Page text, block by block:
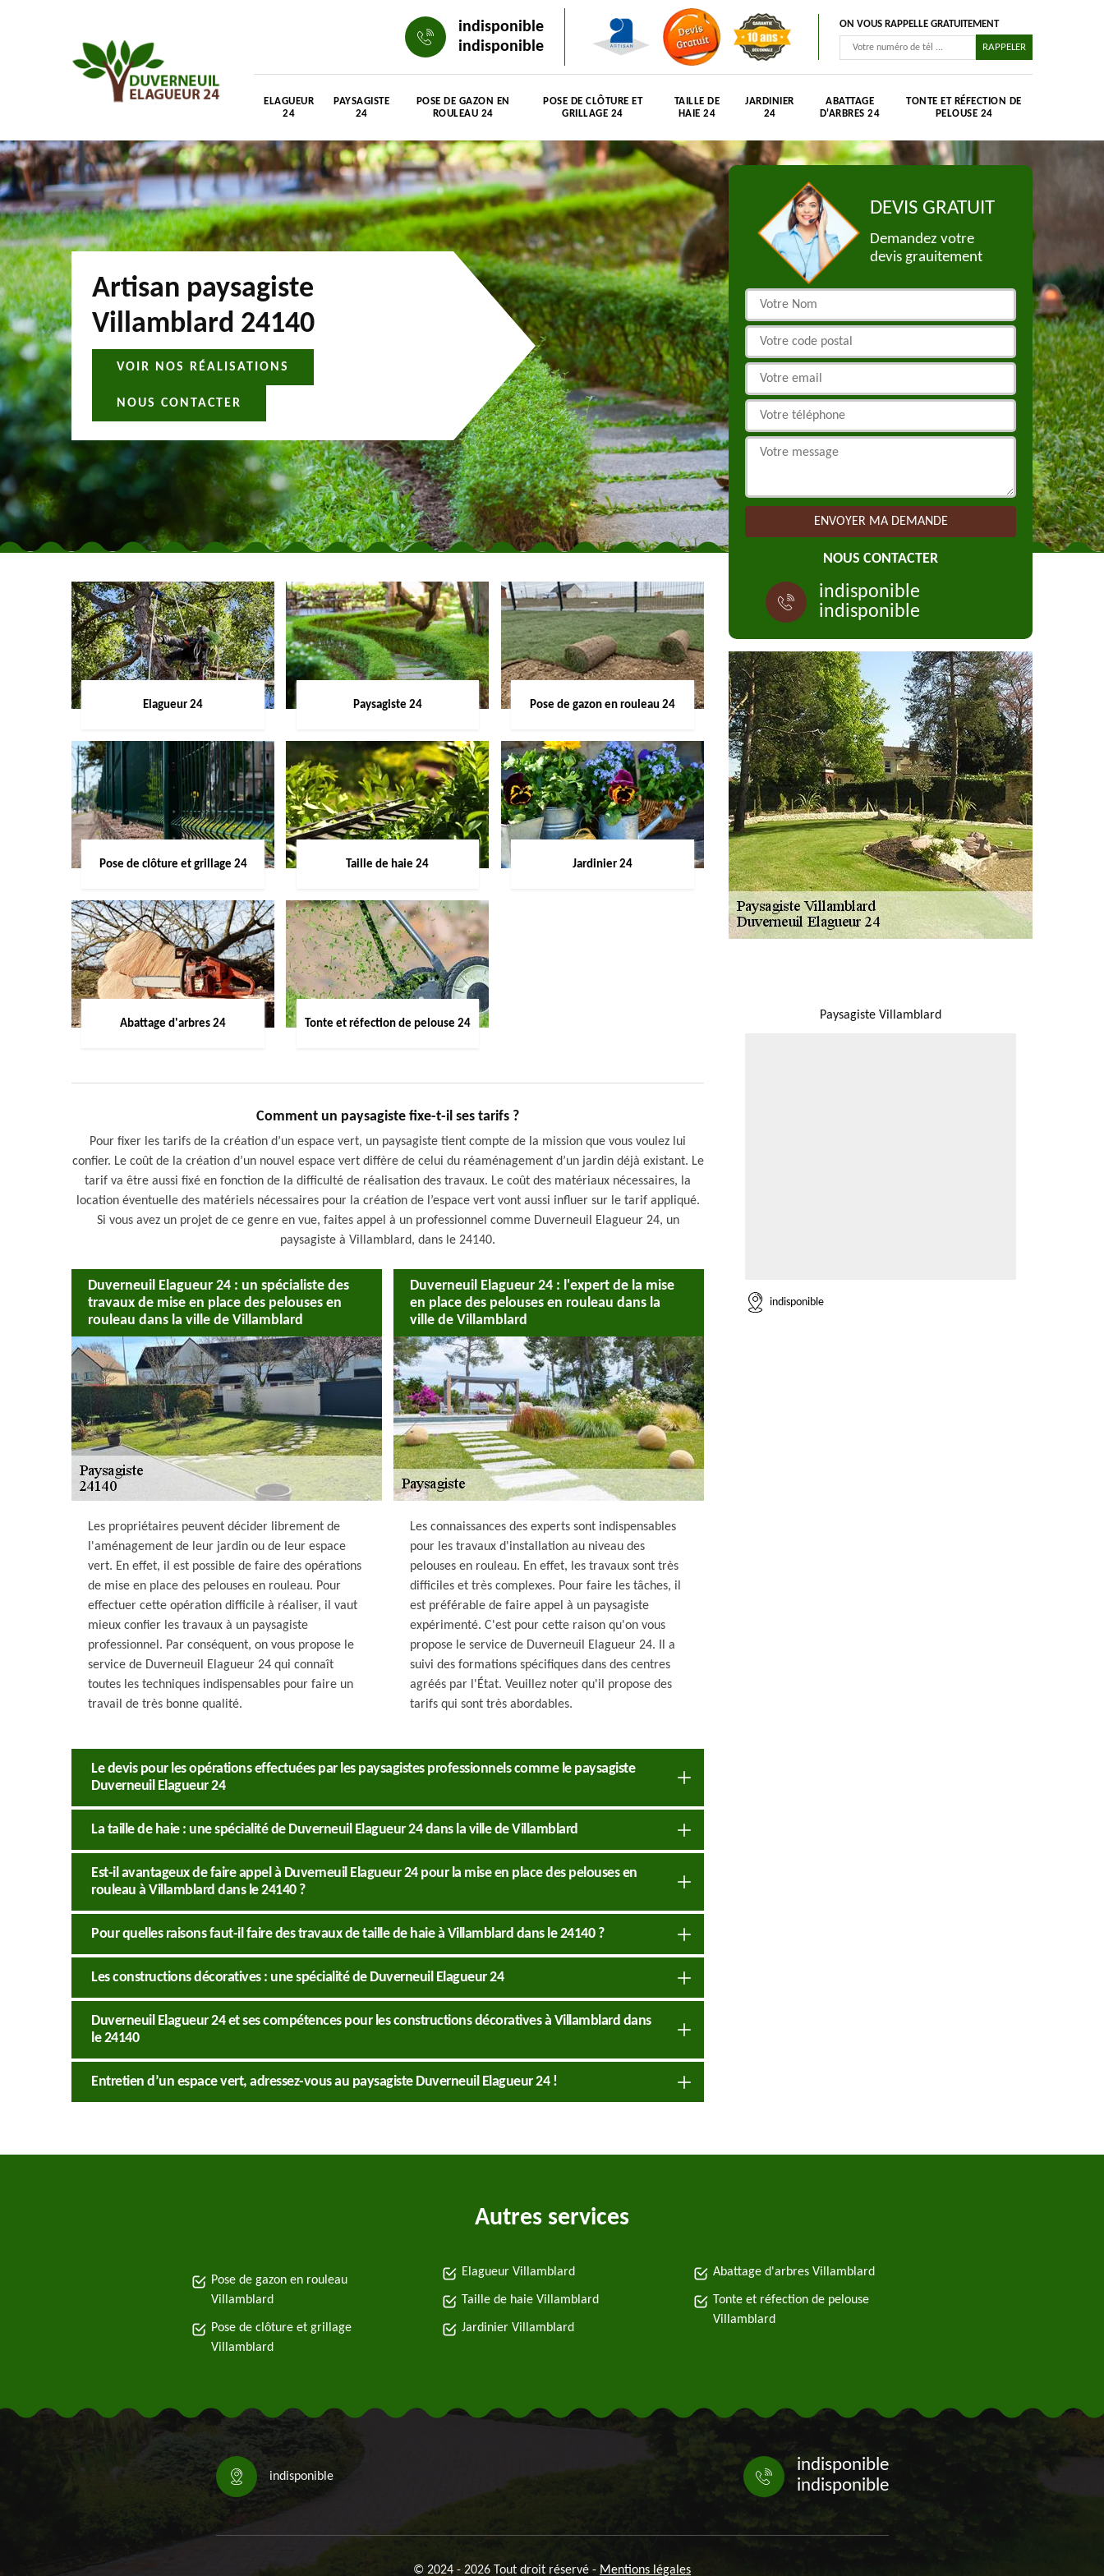
indisponible
indisponible
ON VOUS RAPPELLE GRATUITEMENT
ELAGUEUR
24
PAYSAGISTE
24
POSE DE GAZON EN
ROULEAU 24
POSE DE CLÔTURE ET
GRILLAGE 24
TAILLE DE
HAIE 24
JARDINIER
24
ABATTAGE
D'ARBRES 24
TONTE ET RÉFECTION DE
PELOUSE 24
Artisan paysagiste
Villamblard 24140
VOIR NOS RÉALISATIONS
NOUS CONTACTER
Elagueur 24 Paysagiste 24 Pose de gazon en rouleau 24
Pose de clôture et grillage 24 Taille de haie 24 Jardinier 24
Abattage d'arbres 24 Tonte et réfection de pelouse 24
Comment un paysagiste fixe-t-il ses tarifs ?
Pour fixer les tarifs de la création d’un espace vert, un paysagiste tient compte de la mission que vous voulez lui
confier. Le coût de la création d’un nouvel espace vert diffère de celui du réaménagement d’un jardin déjà existant. Le
tarif va être aussi fixé en fonction de la difficulté de réalisation des travaux. Le coût des matériaux nécessaires, la
location éventuelle des matériels nécessaires pour la création de l’espace vert vont aussi influer sur le tarif appliqué.
Si vous avez un projet de ce genre en vue, faites appel à un professionnel comme Duverneuil Elagueur 24, un
paysagiste à Villamblard, dans le 24140.
Duverneuil Elagueur 24 : un spécialiste des
travaux de mise en place des pelouses en
rouleau dans la ville de Villamblard
Les propriétaires peuvent décider librement de
l'aménagement de leur jardin ou de leur espace
vert. En effet, il est possible de faire des opérations
de mise en place des pelouses en rouleau. Pour
effectuer cette opération difficile à réaliser, il vaut
mieux confier les travaux à un paysagiste
professionnel. Par conséquent, on vous propose le
service de Duverneuil Elagueur 24 qui connaît
toutes les techniques indispensables pour faire un
travail de très bonne qualité.
Duverneuil Elagueur 24 : l'expert de la mise
en place des pelouses en rouleau dans la
ville de Villamblard
Les connaissances des experts sont indispensables
pour les travaux d'installation au niveau des
pelouses en rouleau. En effet, les travaux sont très
difficiles et très complexes. Pour faire les tâches, il
est préférable de faire appel à un paysagiste
expérimenté. C'est pour cette raison qu'on vous
propose le service de Duverneuil Elagueur 24. Il a
suivi des formations spécifiques dans des centres
agréés par l'État. Veuillez noter qu'il propose des
tarifs qui sont très abordables.
Le devis pour les opérations effectuées par les paysagistes professionnels comme le paysagiste
Duverneuil Elagueur 24
La taille de haie : une spécialité de Duverneuil Elagueur 24 dans la ville de Villamblard
Est-il avantageux de faire appel à Duverneuil Elagueur 24 pour la mise en place des pelouses en
rouleau à Villamblard dans le 24140 ?
Pour quelles raisons faut-il faire des travaux de taille de haie à Villamblard dans le 24140 ?
Les constructions décoratives : une spécialité de Duverneuil Elagueur 24
Duverneuil Elagueur 24 et ses compétences pour les constructions décoratives à Villamblard dans
le 24140
Entretien d’un espace vert, adressez-vous au paysagiste Duverneuil Elagueur 24 !
DEVIS GRATUIT
Demandez votre
devis grauitement
NOUS CONTACTER
indisponible
indisponible
Paysagiste Villamblard
indisponible
Autres services
Pose de gazon en rouleau
Villamblard
Pose de clôture et grillage
Villamblard
Elagueur Villamblard
Taille de haie Villamblard
Jardinier Villamblard
Abattage d'arbres Villamblard
Tonte et réfection de pelouse
Villamblard
indisponible
indisponible
indisponible
© 2024 - 2026 Tout droit réservé - Mentions légales